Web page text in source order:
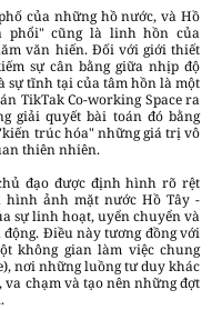
của những hồ nước, và Hồ
phổi" cũng là linh hồn của
văn hiến. Đối với giới thiết
sự cân bằng giữa nhịp độ
sự tĩnh tại của tâm hồn là một
TikTak Co-working Space ra
giải quyết bài toán đó bằng
trúc hóa" những giá trị vô
thiên nhiên.
đạo được định hình rõ rệt
hình ảnh mặt nước Hồ Tây -
sự linh hoạt, uyển chuyển và
Điều này tương đồng với
không gian làm việc chung
nơi những luồng tư duy khác
chạm và tạo nên những đợt